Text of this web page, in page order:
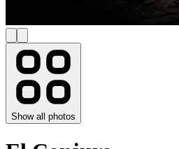
Show all photos